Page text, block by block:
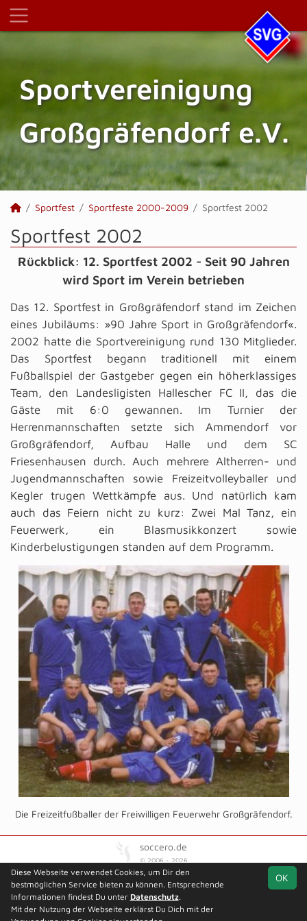
Sportvereinigung
Großgräfendorf e.V.
Sportfest Sportfeste 2000-2009 Sportfest 2002
Sportfest 2002
Rückblick: 12. Sportfest 2002 - Seit 90 Jahren
wird Sport im Verein betrieben
Das 12. Sportfest in Großgräfendorf stand im Zeichen
eines Jubiläums: »90 Jahre Sport in Großgräfendorf«.
2002 hatte die Sportvereinigung rund 130 Mitglieder.
Das Sportfest begann traditionell mit einem
Fußballspiel der Gastgeber gegen ein höherklassiges
Team, den Landesligisten Hallescher FC II, das die
Gäste mit 6:0 gewannen. Im Turnier der
Herrenmannschaften setzte sich Ammendorf vor
Großgräfendorf, Aufbau Halle und dem SC
Friesenhausen durch. Auch mehrere Altherren- und
Jugendmannschaften sowie Freizeitvolleyballer und
Kegler trugen Wettkämpfe aus. Und natürlich kam
auch das Feiern nicht zu kurz: Zwei Mal Tanz, ein
Feuerwerk, ein Blasmusikkonzert sowie
Kinderbelustigungen standen auf dem Programm.
Die Freizeitfußballer der Freiwilligen Feuerwehr Großgräfendorf.
soccero.de
© 2006 - 2026
Besucherstatistik Kontakt Kinderschutz
Geburtstage
Datenschutz
Facebook
OK
Diese Webseite verwendet Cookies, um Dir den
bestmöglichen Service bieten zu können. Entsprechende
Informationen findest Du unter Datenschutz.
Mit der Nutzung der Webseite erklärst Du Dich mit der